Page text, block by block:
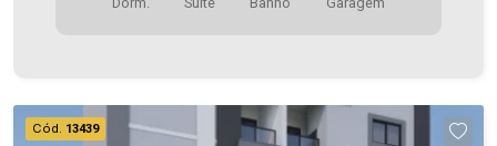
Ativa conta hoje com uma das maiores carteiras
É AGORA! Imobiliária Ativa, sinta-se em casa!
Cód. 13439